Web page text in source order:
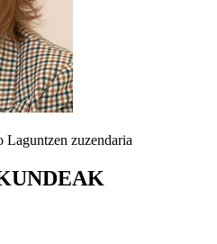
Laguntzen zuzendaria